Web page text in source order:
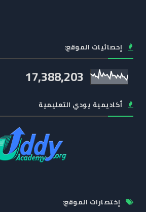
إحصائيات الموقع:
17,388,203
أكاديمية يودي التعليمية
إختصارات الموقع: